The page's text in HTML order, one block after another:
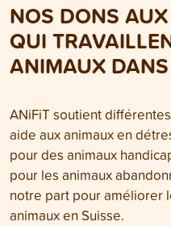
NOS DONS
QUI
ANIMAUX
ANiFiT soutient
aide aux animaux en
pour des animaux
pour les animaux
notre part pour améliorer
animaux en Suisse.